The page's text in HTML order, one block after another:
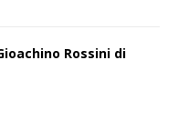
Rossini di